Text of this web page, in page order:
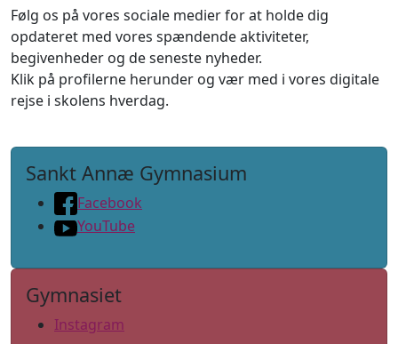
Følg os på vores sociale medier for at holde dig
opdateret med vores spændende aktiviteter,
begivenheder og de seneste nyheder.
Klik på profilerne herunder og vær med i vores digitale
rejse i skolens hverdag.
Sankt Annæ Gymnasium
Facebook
YouTube
Gymnasiet
Instagram